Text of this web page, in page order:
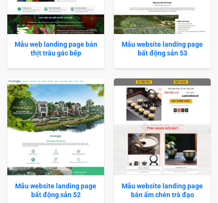
Mẫu web landing page bán
thịt trâu gác bếp
Mẫu website landing page
bất động sản 53
Mẫu website landing page
bất động sản 52
Mẫu website landing page
bán ấm chén trà đạo